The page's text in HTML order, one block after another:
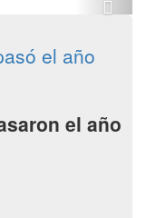
el año
el año